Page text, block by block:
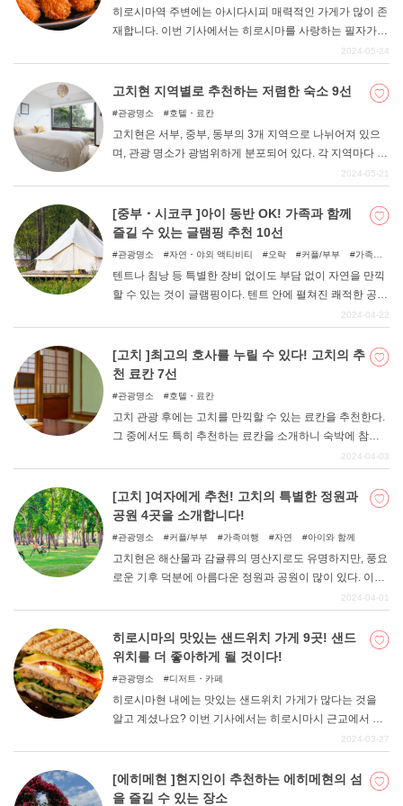
히로시마역 주변에는 아시다시피 매력적인 가게가 많이 존
재합니다. 이번 기사에서는 히로시마를 사랑하는 필자가
히로시마역 주변의 가게 중 혼자서도 가기 쉬운 추천 가게
2024-05-24
고치현 지역별로 추천하는 저렴한 숙소 9선
관광명소 호텔・료칸
고치현은 서부, 중부, 동부의 3개 지역으로 나뉘어져 있으
며, 관광 명소가 광범위하게 분포되어 있다. 각 지역마다 특
색이 있기 때문에 숙소를 찾는데 어려움을 겪는 분들도 많
색을 살린 저렴한 숙소를 찾고 있는 분들에게 꼭 추천하고
싶다. 주로 민박으로 추천하는 저렴한 숙소 9곳을 엄선하여
소개하니, 고치에 갈 때 꼭 참고해 보시기 바랍니다.
2024-05-21
[중부・시코쿠 ]아이 동반 OK! 가족과 함께
즐길 수 있는 글램핑 추천 10선
관광명소 자연・야외 액티비티 오락 커플/부부
가족여
텐트나 침낭 등 특별한 장비 없이도 부담 없이 자연을 만끽
할 수 있는 것이 글램핑이다. 텐트 안에 펼쳐진 쾌적한 공간
에서 어른도 아이도 편안하게 지낼 수 있다. 낮에는 츄고
있는 음식을 즐길 수 있는 글램핑 시설을 소개한다.
2024-04-22
[고치 ]최고의 호사를 누릴 수 있다! 고치의 추
천 료칸 7선
관광명소 호텔・료칸
고치 관광 후에는 고치를 만끽할 수 있는 료칸을 추천한다.
그 중에서도 특히 추천하는 료칸을 소개하니 숙박에 참고
2024-04-03
[고치 ]여자에게 추천! 고치의 특별한 정원과
공원 4곳을 소개합니다!
관광명소 커플/부부 가족여행 자연 아이와 함께
고치현은 해산물과 감귤류의 명산지로도 유명하지만, 풍요
로운 기후 덕분에 아름다운 정원과 공원이 많이 있다. 이번
에는 평소 예쁜 것, 예쁜 것을 좋아하는 여자를 위해 SNS에
을 듬뿍 담은 녹색이 가득한 4곳의 명소에서는 카페와 레스
토랑도 즐길 수 있다. 고치현 내뿐만 아니라 현외에서도 많
은 관광객이 방문하는 유명한 "모네의 정원 "과 "고치현립
2024-04-01
히로시마의 맛있는 샌드위치 가게 9곳! 샌드
위치를 더 좋아하게 될 것이다!
관광명소 디저트・카페
히로시마현 내에는 맛있는 샌드위치 가게가 많다는 것을
알고 계셨나요? 이번 기사에서는 히로시마시 근교에서 맛
있는 샌드위치를 먹을 수 있는 맛집부터 숨은 맛집까지 알
2024-03-27
[에히메현 ]현지인이 추천하는 에히메현의 섬
을 즐길 수 있는 장소